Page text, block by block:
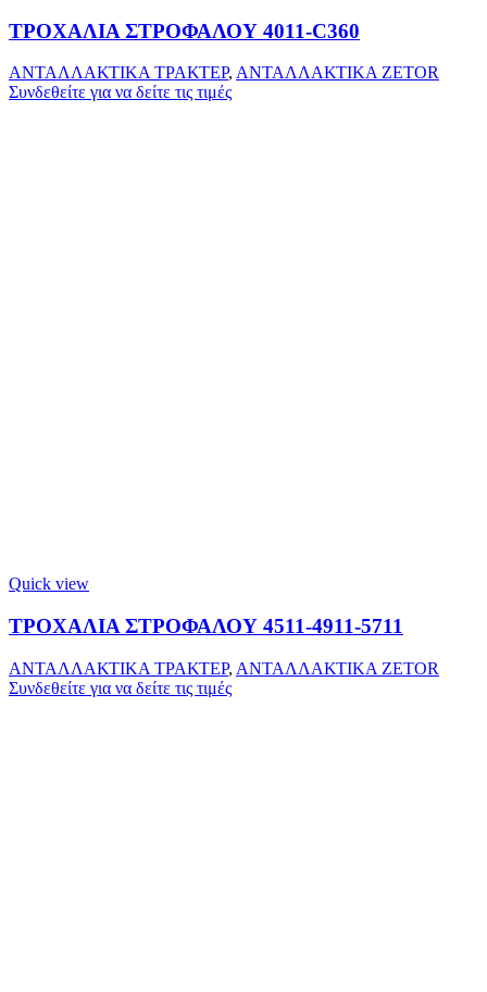
ΤΡΟΧΑΛΙΑ ΣΤΡΟΦΑΛΟΥ 4011-C360
ΑΝΤΑΛΛΑΚΤΙΚΑ ΤΡΑΚΤΕΡ, ΑΝΤΑΛΛΑΚΤΙΚΑ ZETOR
Συνδεθείτε για να δείτε τις τιμές
Quick view
ΤΡΟΧΑΛΙΑ ΣΤΡΟΦΑΛΟΥ 4511-4911-5711
ΑΝΤΑΛΛΑΚΤΙΚΑ ΤΡΑΚΤΕΡ, ΑΝΤΑΛΛΑΚΤΙΚΑ ZETOR
Συνδεθείτε για να δείτε τις τιμές